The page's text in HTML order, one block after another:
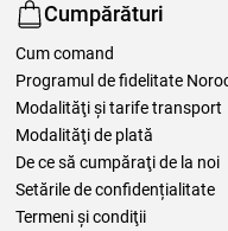
Cumpărături
Cum comand
Programul de fidelitate
Modalităţi şi tarife transport
Modalităţi de plată
De ce să cumpăraţi de la noi
Setările de confidențialitate
Termeni şi condiţii